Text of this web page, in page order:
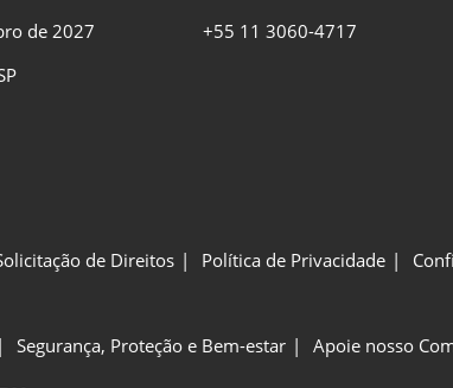
de 2027
+55 11 3060-4717
de Direitos Política de Privacidade
Segurança, Proteção e Bem-estar Apoie nosso